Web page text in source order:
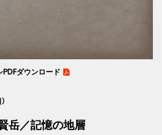
PDFダウンロード
／記憶の地層